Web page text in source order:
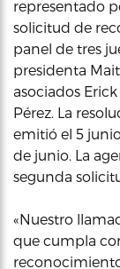
representado
solicitud de
panel de tres
presidenta
asociados
Pérez. La
emitió el 5
de junio. La
segunda
«Nuestro
que cumpla